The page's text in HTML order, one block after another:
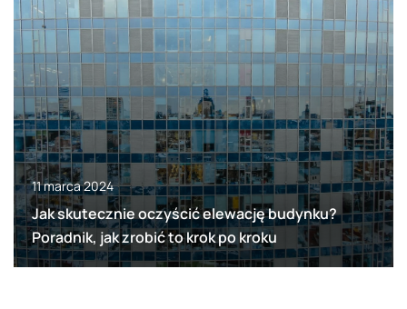
11 marca 2024
Jak skutecznie oczyścić elewację budynku?
Poradnik, jak zrobić to krok po kroku